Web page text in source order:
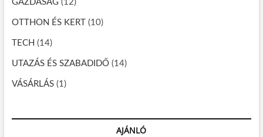
n
GAZDASÁG (12)
OTTHON ÉS KERT (10)
TECH (14)
UTAZÁS ÉS SZABADIDŐ(14)
VÁSÁRLÁS(1)
AJÁNLÓ